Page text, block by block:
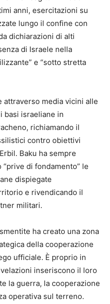
anni, esercitazioni su
lungo il confine con
dichiarazioni di alti
di Israele nella
e “sotto stretta
attraverso media vicini alle
basi israeliane in
richiamando il
contro obiettivi
Baku ha sempre
di fondamento” le
dispiegate
e rivendicando il
militari.
ha creato una zona
della cooperazione
ufficiale. È proprio in
inseriscono il loro
la guerra, la cooperazione
operativa sul terreno.